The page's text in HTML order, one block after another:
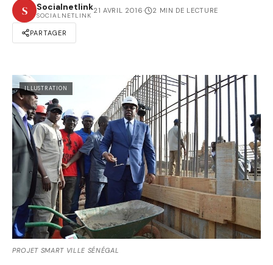
S Socialnetlink
SOCIALNETLINK
21 AVRIL 2016· 2 MIN DE LECTURE
PARTAGER
ILLUSTRATION
PROJET SMART VILLE SÉNÉGAL